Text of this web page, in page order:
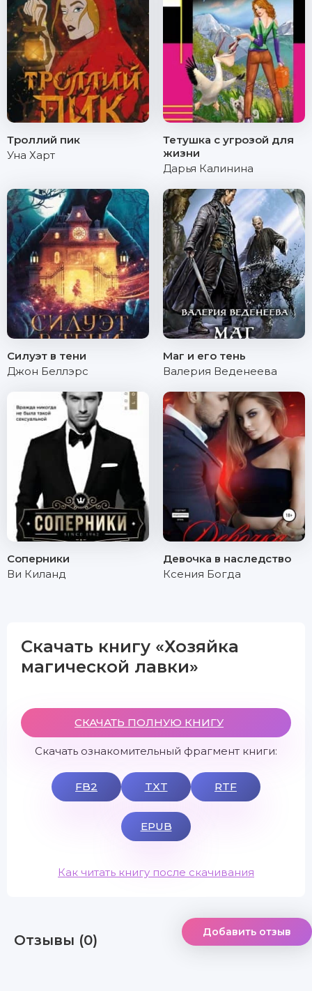
Троллий пик
Уна Харт
Тетушка с угрозой для
жизни
Дарья Калинина
Силуэт в тени
Джон Беллэрс
Маг и его тень
Валерия Веденеева
Соперники
Ви Киланд
Девочка в наследство
Ксения Богда
Скачать книгу «Хозяйка
магической лавки»
СКАЧАТЬ ПОЛНУЮ КНИГУ
Скачать ознакомительный фрагмент книги:
FB2 TXT RTF
EPUB
Как читать книгу после скачивания
Отзывы (0) Добавить отзыв